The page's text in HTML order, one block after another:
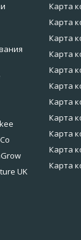
UK
Карта
Карта
Карта
Карта
Карта
Карта
Карта
Карта
Карта
Карта
Карта